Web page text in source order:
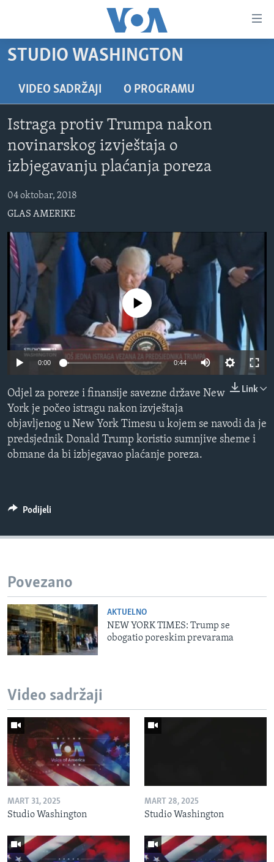
glavni
Pređi
na
glavnu
navigaciju
Idi
na
VIDEO
VIJESTI
SJEDINJENE AMERIČKE DRŽAVE
BOSNA I HERCEGOVINA
SVIJET
NAUKA I TEHNOLOGIJA
SPECIJALNI PROJEKTI
KORUPCIJA
SLOBODA MEDIJA
ŽENSKA STRANA
IZBJEGLIČKA STRANA
MAGAZIN
O GLASU AMERIKE
Learning English
PRATITE NAS
Jezici
STUDIO WASHINGTON
VIDEO SADRŽAJI O PROGRAMU
Istraga protiv Trumpa nakon
novinarskog izvještaja o
izbjegavanju plaćanja poreza
04 oktobar, 2018
GLAS AMERIKE
No media source currently available
0:00 0:44
Link
Odjel za poreze i finansije savezne države New
York je počeo istragu nakon izvještaja
objavljenog u New York Timesu u kojem se navodi da je
predsjednik Donald Trump koristio sumnjive sheme i
obmane da bi izbjegavao plaćanje poreza.
Podijeli
Povezano
AKTUELNO
NEW YORK TIMES: Trump se
obogatio poreskim prevarama
Video sadržaji
MART 31, 2025
Studio Washington
MART 28, 2025
Studio Washington